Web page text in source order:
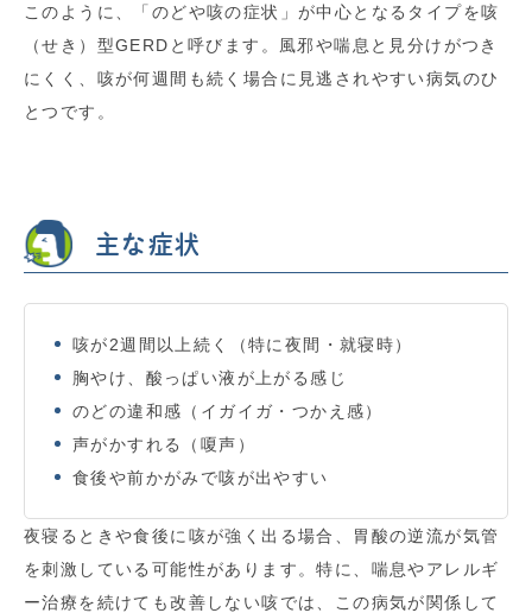
このように、「のどや咳の症状」が中心となるタイプを咳
（せき）型GERDと呼びます。風邪や喘息と見分けがつき
にくく、咳が何週間も続く場合に見逃されやすい病気のひ
とつです。
主な症状
咳が2週間以上続く（特に夜間・就寝時）
胸やけ、酸っぱい液が上がる感じ
のどの違和感（イガイガ・つかえ感）
声がかすれる（嗄声）
食後や前かがみで咳が出やすい
夜寝るときや食後に咳が強く出る場合、胃酸の逆流が気管
を刺激している可能性があります。特に、喘息やアレルギ
ー治療を続けても改善しない咳では、この病気が関係して